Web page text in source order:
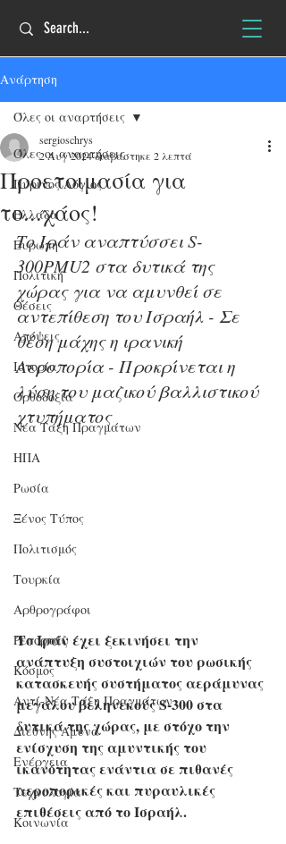
Ανάρτηση
Όλες οι αναρτήσεις
Πύρινος Λόγιος
Ελλάδα
Ευρώπη
Πολιτική
Θέσεις
Απόψεις
Ιστορία
Ορθοδοξία
Νέα Τάξη Πραγμάτων
ΗΠΑ
Ρωσία
Ξένος Τύπος
Πολιτισμός
Τουρκία
Αρθρογράφοι
Ρεπορτάζ
Κόσμος
Αντί-Νέα Τάξη Πραγμάτων
Διεθνής Άμυνα
Ενέργεια
Τεχνολογία
Κοινωνία
Όλες οι αναρτήσεις
Προετοιμασία για
το...χάος!
sergioschrys
2 Αυγ 2024διαβάστηκε 2 λεπτά
Το Ιράν αναπτύσσει S-
300PMU2 στα δυτικά της
χώρας για να αμυνθεί σε
αντεπίθεση του Ισραήλ - Σε
θέση μάχης η ιρανική
Aεροπορία - Προκρίνεται η
λύση του μαζικού βαλλιστικού
χτυπήματος
Το Ιράν έχει ξεκινήσει την
ανάπτυξη συστοιχιών του ρωσικής
κατασκευής συστήματος αεράμυνας
μεγάλου βεληνεκούς S-300 στα
δυτικά της χώρας, με στόχο την
ενίσχυση της αμυντικής του
ικανότητας ενάντια σε πιθανές
αεροπορικές και πυραυλικές
επιθέσεις από το Ισραήλ.